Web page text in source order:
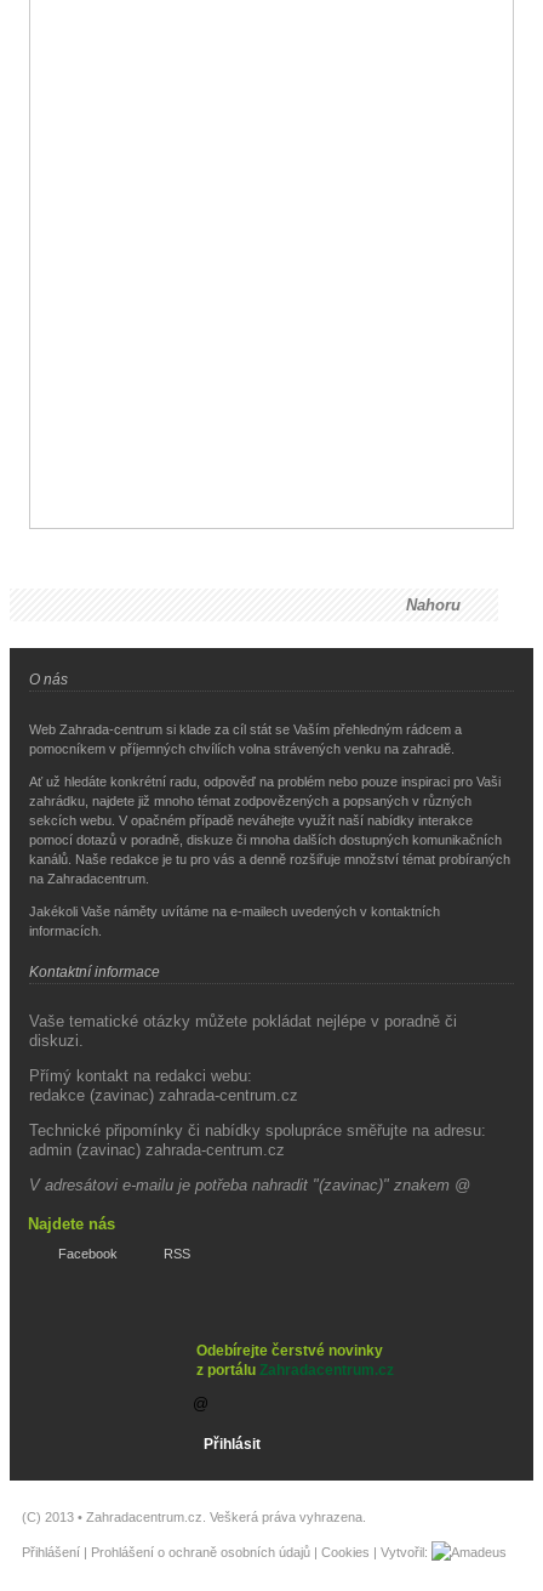
Nahoru
O nás
Web Zahrada-centrum si klade za cíl stát se Vaším přehledným rádcem a
pomocníkem v příjemných chvílích volna strávených venku na zahradě.
Ať už hledáte konkrétní radu, odpověď na problém nebo pouze inspiraci pro Vaši
zahrádku, najdete již mnoho témat zodpovězených a popsaných v různých
sekcích webu. V opačném případě neváhejte využít naší nabídky interakce
pomocí dotazů v poradně, diskuze či mnoha dalších dostupných komunikačních
kanálů. Naše redakce je tu pro vás a denně rozšiřuje množství témat probíraných
na Zahradacentrum.
Jakékoli Vaše náměty uvítáme na e-mailech uvedených v kontaktních
informacích.
Kontaktní informace
Vaše tematické otázky můžete pokládat nejlépe v poradně či
diskuzi.
Přímý kontakt na redakci webu:
redakce (zavinac) zahrada-centrum.cz
Technické připomínky či nabídky spolupráce směřujte na adresu:
admin (zavinac) zahrada-centrum.cz
V adresátovi e-mailu je potřeba nahradit "(zavinac)" znakem @
Najdete nás
Facebook RSS
Odebírejte čerstvé novinky
z portálu Zahradacentrum.cz
(C) 2013 • Zahradacentrum.cz . Veškerá práva vyhrazena.
Přihlášení | Prohlášení o ochraně osobních údajů | Cookies | Vytvořil: